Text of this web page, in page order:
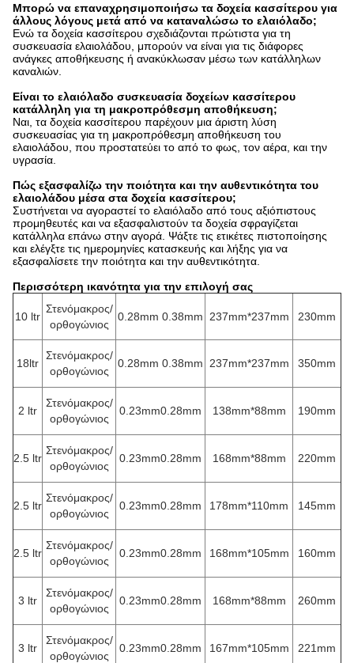
Μπορώ να επαναχρησιμοποιήσω τα δοχεία κασσίτερου για
άλλους λόγους μετά από να καταναλώσω το ελαιόλαδο;
Ενώ τα δοχεία κασσίτερου σχεδιάζονται πρώτιστα για τη
συσκευασία ελαιολάδου, μπορούν να είναι για τις διάφορες
ανάγκες αποθήκευσης ή ανακύκλωσαν μέσω των κατάλληλων
καναλιών.
Είναι το ελαιόλαδο συσκευασία δοχείων κασσίτερου
κατάλληλη για τη μακροπρόθεσμη αποθήκευση;
Ναι, τα δοχεία κασσίτερου παρέχουν μια άριστη λύση
συσκευασίας για τη μακροπρόθεσμη αποθήκευση του
ελαιολάδου, που προστατεύει το από το φως, τον αέρα, και την
υγρασία.
Πώς εξασφαλίζω την ποιότητα και την αυθεντικότητα του
ελαιολάδου μέσα στα δοχεία κασσίτερου;
Συστήνεται να αγοραστεί το ελαιόλαδο από τους αξιόπιστους
προμηθευτές και να εξασφαλιστούν τα δοχεία σφραγίζεται
κατάλληλα επάνω στην αγορά. Ψάξτε τις ετικέτες πιστοποίησης
και ελέγξτε τις ημερομηνίες κατασκευής και λήξης για να
εξασφαλίσετε την ποιότητα και την αυθεντικότητα.
Περισσότερη ικανότητα για την επιλογή σας
10 ltr
Στενόμακρος/
ορθογώνιος
0.28mm 0.38mm 237mm*237mm 230mm
18ltr
Στενόμακρος/
ορθογώνιος
0.28mm 0.38mm 237mm*237mm 350mm
2 ltr
Στενόμακρος/
ορθογώνιος
0.23mm0.28mm 138mm*88mm 190mm
2.5 ltr
Στενόμακρος/
ορθογώνιος
0.23mm0.28mm 168mm*88mm 220mm
2.5 ltr
Στενόμακρος/
ορθογώνιος
0.23mm0.28mm 178mm*110mm 145mm
2.5 ltr
Στενόμακρος/
ορθογώνιος
0.23mm0.28mm 168mm*105mm 160mm
3 ltr
Στενόμακρος/
ορθογώνιος
0.23mm0.28mm 168mm*88mm 260mm
3 ltr
Στενόμακρος/
ορθογώνιος
0.23mm0.28mm 167mm*105mm 221mm